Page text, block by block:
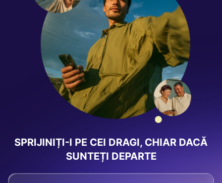
SPRIJINIȚI-I PE CEI DRAGI, CHIAR DACĂ
SUNTEȚI DEPARTE